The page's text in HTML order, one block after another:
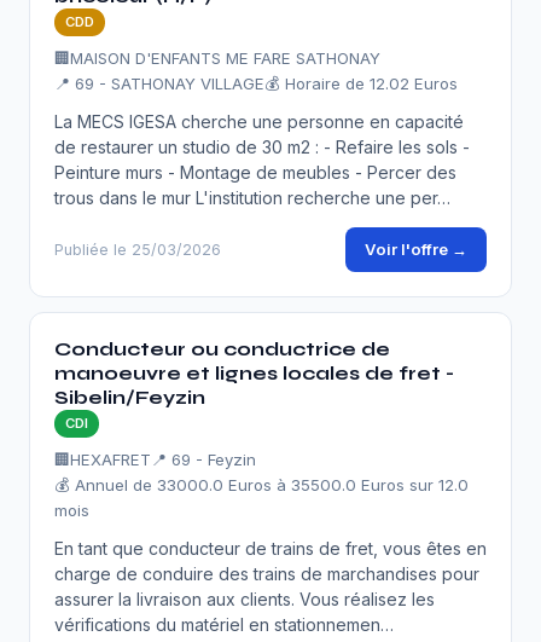
CDD
🏢MAISON D'ENFANTS ME FARE SATHONAY
📍 69 - SATHONAY VILLAGE💰 Horaire de 12.02 Euros
La MECS IGESA cherche une personne en capacité
de restaurer un studio de 30 m2 : - Refaire les sols -
Peinture murs - Montage de meubles - Percer des
trous dans le mur L'institution recherche une per…
Publiée le 25/03/2026 Voir l'offre →
Conducteur ou conductrice de
manoeuvre et lignes locales de fret -
Sibelin/Feyzin
CDI
🏢HEXAFRET 📍 69 - Feyzin
💰 Annuel de 33000.0 Euros à 35500.0 Euros sur 12.0
mois
En tant que conducteur de trains de fret, vous êtes en
charge de conduire des trains de marchandises pour
assurer la livraison aux clients. Vous réalisez les
vérifications du matériel en stationnemen…